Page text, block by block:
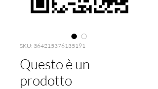
SKU: 364215376135191
Questo è un
prodotto